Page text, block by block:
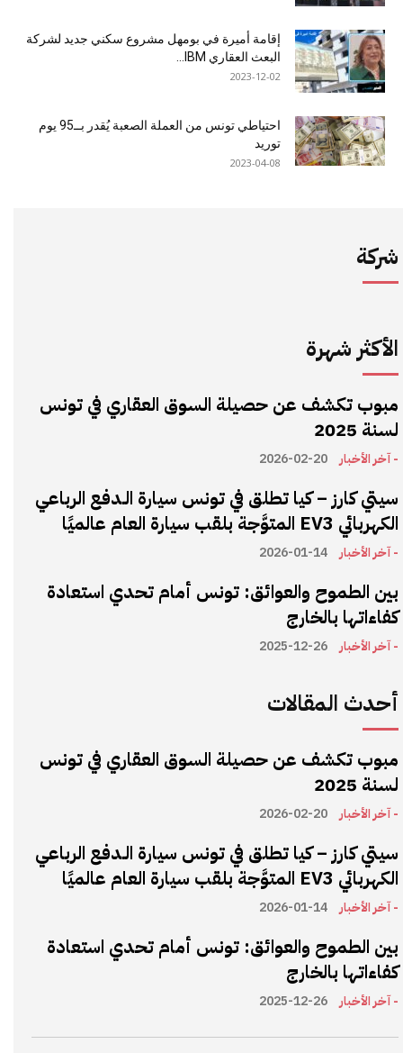
إقامة أميرة في بومهل مشروع سكني جديد لشركة
البعث العقاري IBM...
2023-12-02
احتياطي تونس من العملة الصعبة يُقدر بــ95 يوم
توريد
2023-04-08
شركة
الأكثر شهرة
مبوب تكشف عن حصيلة السوق العقاري في تونس
لسنة 2025
- آخر الأخبار 2026-02-20
سيتي كارز – كيا تطلق في تونس سيارة الـدفع الرباعي
الكهربائي EV3 المتوَّجة بلقب سيارة العام عالميًا
- آخر الأخبار 2026-01-14
بين الطموح والعوائق: تونس أمام تحدي استعادة
كفاءاتها بالخارج
- آخر الأخبار 2025-12-26
أحدث المقالات
مبوب تكشف عن حصيلة السوق العقاري في تونس
لسنة 2025
- آخر الأخبار 2026-02-20
سيتي كارز – كيا تطلق في تونس سيارة الـدفع الرباعي
الكهربائي EV3 المتوَّجة بلقب سيارة العام عالميًا
- آخر الأخبار 2026-01-14
بين الطموح والعوائق: تونس أمام تحدي استعادة
كفاءاتها بالخارج
- آخر الأخبار 2025-12-26